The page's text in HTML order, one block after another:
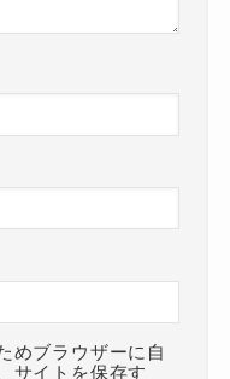
めブラウザーに自
サイトを保存す